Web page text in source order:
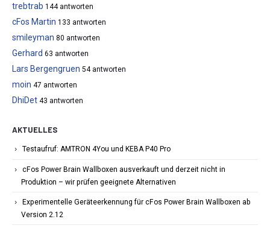
trebtrab 144 antworten
cFos Martin 133 antworten
smileyman 80 antworten
Gerhard 63 antworten
Lars Bergengruen 54 antworten
moin 47 antworten
DhiDet 43 antworten
AKTUELLES
Testaufruf: AMTRON 4You und KEBA P40 Pro
cFos Power Brain Wallboxen ausverkauft und derzeit nicht in
Produktion – wir prüfen geeignete Alternativen
Experimentelle Geräteerkennung für cFos Power Brain Wallboxen ab
Version 2.12